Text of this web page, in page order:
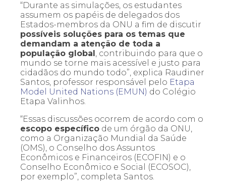
“Durante as simulações, os estudantes
assumem os papéis de delegados dos
Estados-membros da ONU a fim de discutir
possíveis soluções para os temas que
demandam a atenção de toda a
população global , contribuindo para que o
mundo se torne mais acessível e justo para
cidadãos do mundo todo”, explica Raudiner
Santos, professor responsável pelo Etapa
Model United Nations (EMUN) do Colégio
Etapa Valinhos.
“Essas discussões ocorrem de acordo com o
escopo específico de um órgão da ONU,
como a Organização Mundial da Saúde
(OMS), o Conselho dos Assuntos
Econômicos e Financeiros (ECOFIN) e o
Conselho Econômico e Social (ECOSOC),
por exemplo”, completa Santos.